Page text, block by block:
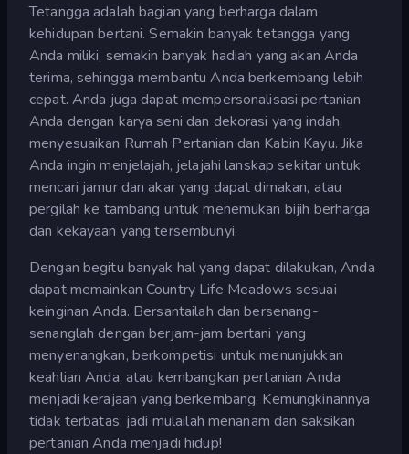
Tetangga adalah bagian yang berharga dalam
kehidupan bertani. Semakin banyak tetangga yang
Anda miliki, semakin banyak hadiah yang akan Anda
terima, sehingga membantu Anda berkembang lebih
cepat. Anda juga dapat mempersonalisasi pertanian
Anda dengan karya seni dan dekorasi yang indah,
menyesuaikan Rumah Pertanian dan Kabin Kayu. Jika
Anda ingin menjelajah, jelajahi lanskap sekitar untuk
mencari jamur dan akar yang dapat dimakan, atau
pergilah ke tambang untuk menemukan bijih berharga
dan kekayaan yang tersembunyi.
Dengan begitu banyak hal yang dapat dilakukan, Anda
dapat memainkan Country Life Meadows sesuai
keinginan Anda. Bersantailah dan bersenang-
senanglah dengan berjam-jam bertani yang
menyenangkan, berkompetisi untuk menunjukkan
keahlian Anda, atau kembangkan pertanian Anda
menjadi kerajaan yang berkembang. Kemungkinannya
tidak terbatas: jadi mulailah menanam dan saksikan
pertanian Anda menjadi hidup!